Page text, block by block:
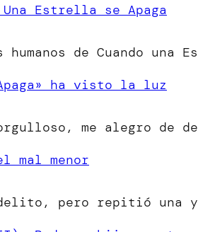
Estrella se Apaga
humanos de Cuando
ha visto la luz
me alegro de
mal menor
pero repitió una